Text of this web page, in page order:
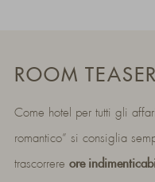
ROOM TEASER
Come hotel per tutti gli
romantico” si consiglia
trascorrereore